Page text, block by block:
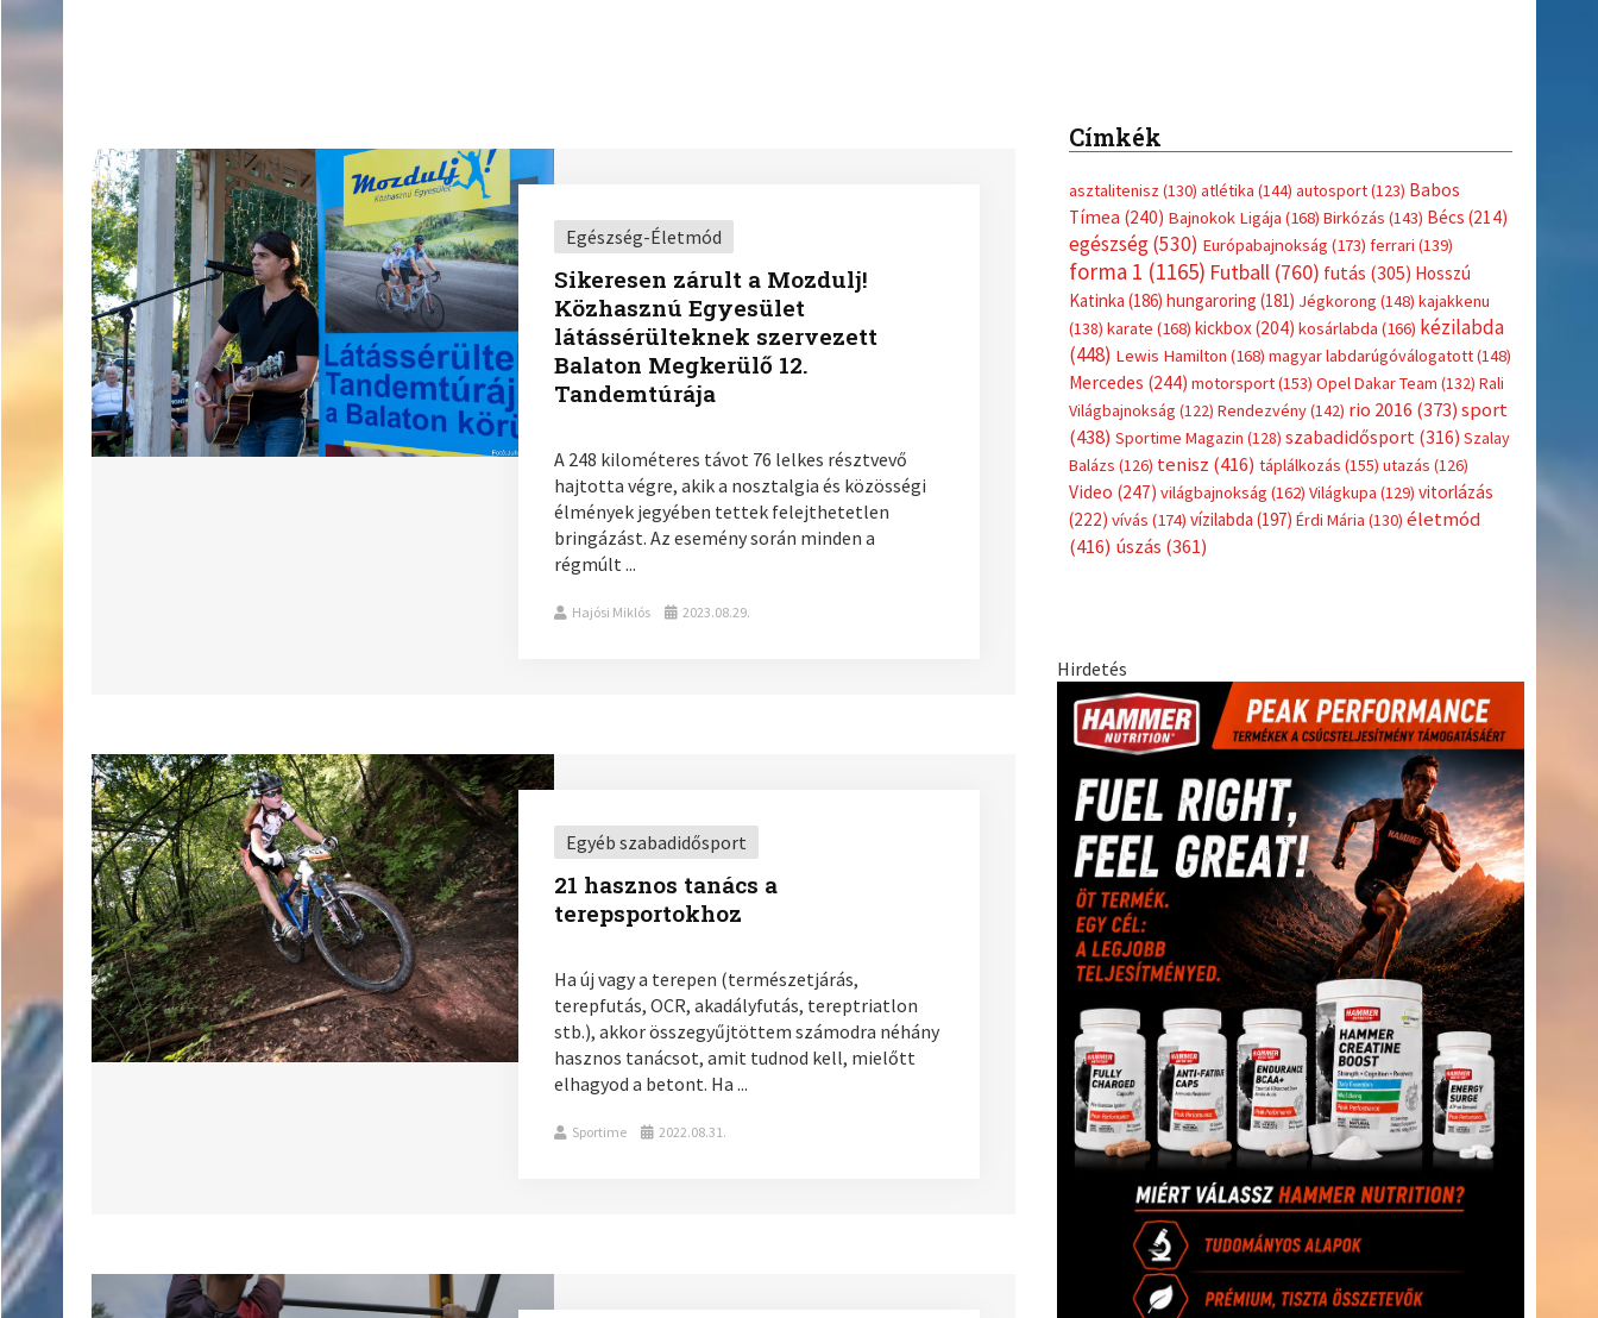
Egészség-Életmód
Sikeresen zárult a Mozdulj!
Közhasznú Egyesület
látássérülteknek szervezett
Balaton Megkerülő 12.
Tandemtúrája
A 248 kilométeres távot 76 lelkes résztvevő
hajtotta végre, akik a nosztalgia és közösségi
élmények jegyében tettek felejthetetlen
bringázást. Az esemény során minden a
régmúlt ...
Hajósi Miklós 2023.08.29.
Egyéb szabadidősport
21 hasznos tanács a
terepsportokhoz
Ha új vagy a terepen (természetjárás,
terepfutás, OCR, akadályfutás, tereptriatlon
stb.), akkor összegyűjtöttem számodra néhány
hasznos tanácsot, amit tudnod kell, mielőtt
elhagyod a betont. Ha ...
Sportime 2022.08.31.
Címkék
asztalitenisz(130) atlétika(144)autosport(123)Babos
Tímea(240)Bajnokok Ligája(168)Birkózás(143)Bécs(214)
(173)ferrari(139)
forma 1(1165) Futball(760)futás(305)Hosszú
Katinka(186) hungaroring(181)Jégkorong(148)kajakkenu
(138)karate (168)kickbox(204)kosárlabda(166)kézilabda
(448) Lewis Hamilton(168)magyar labdarúgóválogatott(148)
Mercedes(244) motorsport(153)Opel Dakar Team(132)Rali
Világbajnokság
Rendezvény(142)rio 2016(373)sport
(438)Sportime Magazin(128) szabadidősport(316)Szalay
Balázs(126)tenisz(416) táplálkozás utazás(126)
Video(247) világbajnokság(162) Világkupa(129)vitorlázás
(222)
vívás (174) vízilabda(197)Érdi Mária(130)
életmód
(416)úszás(361)